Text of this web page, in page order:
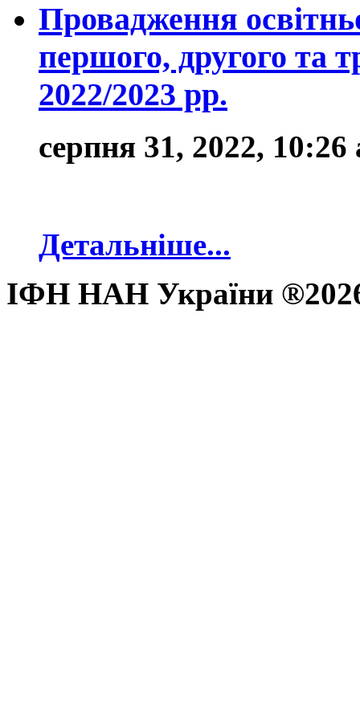
Провадження
першого, другого та
2022/2023 рр.
серпня 31, 2022, 10:26
Детальніше...
ІФН НАН України